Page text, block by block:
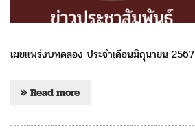
เผยแพร่งบทดลอง ประจำเดือนมิถุนายน 2567
» Read more